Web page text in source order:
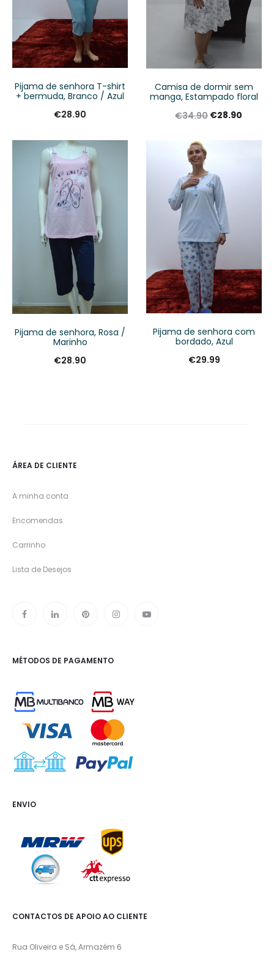
Pijama de senhora T-shirt
+ bermuda, Branco / Azul
€28.90
Camisa de dormir sem
manga, Estampado floral
€34.90 €28.90
Pijama de senhora, Rosa /
Marinho
€28.90
Pijama de senhora com
bordado, Azul
€29.99
ÁREA DE CLIENTE
A minha conta
Encomendas
Carrinho
Lista de Desejos
MÉTODOS DE PAGAMENTO
ENVIO
CONTACTOS DE APOIO AO CLIENTE
Rua Oliveira e Sá, Armazém 6